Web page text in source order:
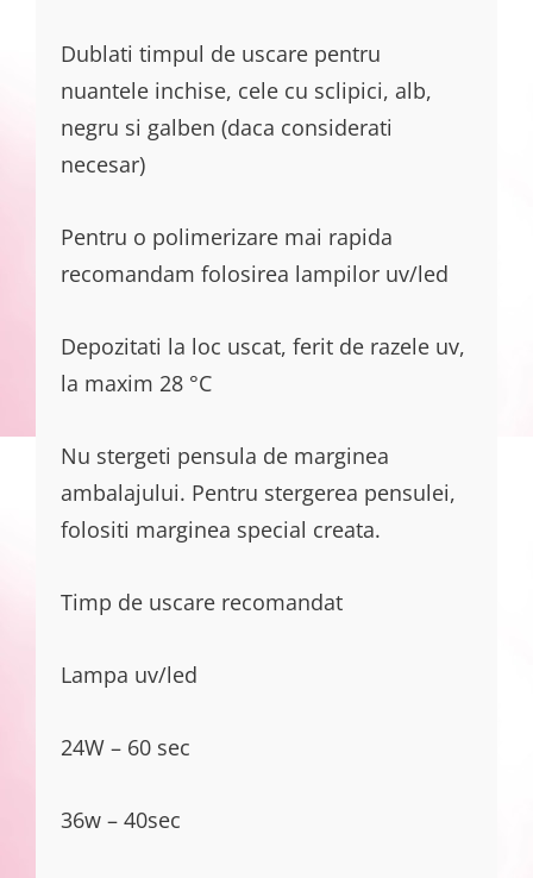
Dublati timpul de uscare pentru
nuantele inchise, cele cu sclipici, alb,
negru si galben (daca considerati
necesar)
Pentru o polimerizare mai rapida
recomandam folosirea lampilor uv/led
Depozitati la loc uscat, ferit de razele uv,
la maxim 28 °C
Nu stergeti pensula de marginea
ambalajului. Pentru stergerea pensulei,
folositi marginea special creata.
Timp de uscare recomandat
Lampa uv/led
24W – 60 sec
36w – 40sec